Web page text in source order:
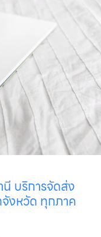
บริการจัดส่ง
งหวัด ทุกภาค